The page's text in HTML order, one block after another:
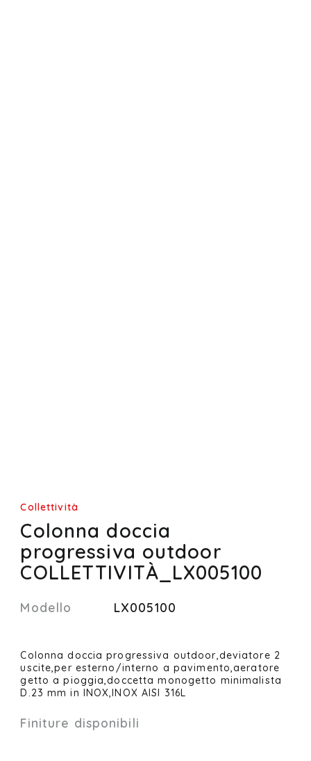
Collettività
Colonna doccia
progressiva outdoor
COLLETTIVITÀ_LX005100
Modello LX005100
Colonna doccia progressiva outdoor,deviatore 2
uscite,per esterno/interno a pavimento,aeratore
getto a pioggia,doccetta monogetto minimalista
D.23 mm in INOX,INOX AISI 316L
Finiture disponibili